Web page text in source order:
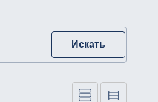
Искать